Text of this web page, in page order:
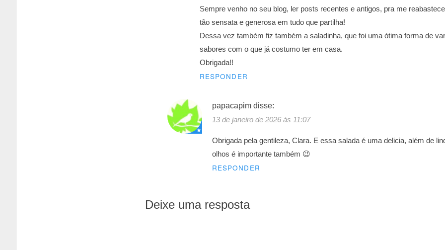
Sempre venho no seu blog, ler posts recentes e antigos, pra me
tão sensata e generosa em tudo que partilha!
Dessa vez também fiz também a saladinha, que foi uma ótima forma de
sabores com o que já costumo ter em casa.
Obrigada!!
RESPONDER
papacapim disse:
13 de janeiro de 2026 às 11:07
Obrigada pela gentileza, Clara. E essa salada é uma delicia, além de
olhos é importante também 😉
RESPONDER
Deixe uma resposta